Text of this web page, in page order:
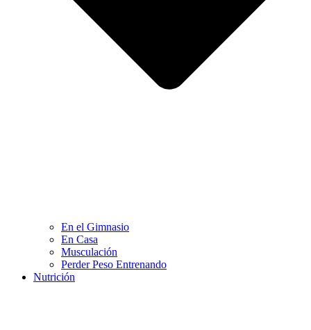
En el Gimnasio
En Casa
Musculación
Perder Peso Entrenando
Nutrición